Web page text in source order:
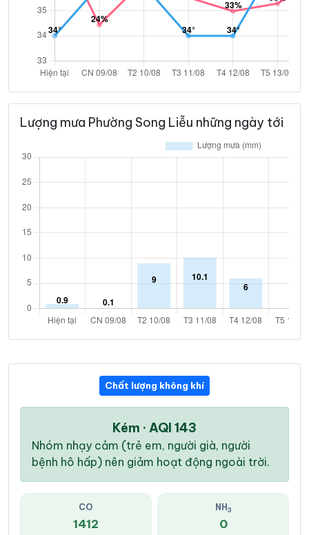
Lượng mưa Phường Song Liễu những ngày tới
Chất lượng không khí
Kém · AQI 143
Nhóm nhạy cảm (trẻ em, người già, người
bệnh hô hấp) nên giảm hoạt động ngoài trời.
CO
1412
NH 3
0